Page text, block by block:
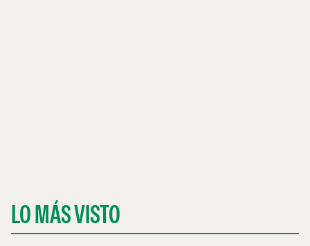
LO MÁS VISTO